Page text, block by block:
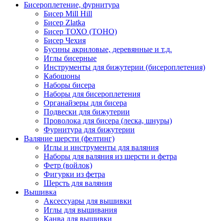
Бисероплетение, фурнитура
Бисер Mill Hill
Бисер Zlatka
Бисер ТОХО (TOHO)
Бисер Чехия
Бусины акриловые, деревянные и т.д.
Иглы бисерные
Инструменты для бижутерии (бисероплетения)
Кабошоны
Наборы бисера
Наборы для бисероплетения
Органайзеры для бисера
Подвески для бижутерии
Проволока для бисера (леска, шнуры)
Фурнитура для бижутерии
Валяние шерсти (фелтинг)
Иглы и инструменты для валяния
Наборы для валяния из шерсти и фетра
Фетр (войлок)
Фигурки из фетра
Шерсть для валяния
Вышивка
Аксессуары для вышивки
Иглы для вышивания
Канва для вышивки